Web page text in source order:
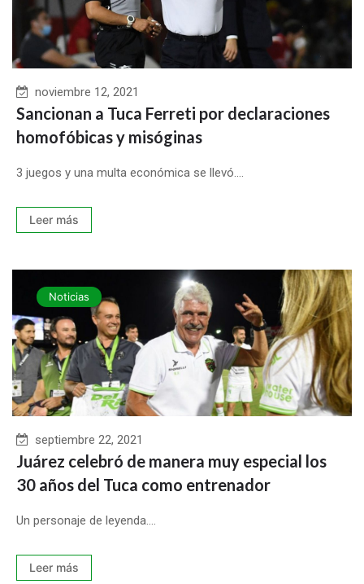
noviembre 12, 2021
Sancionan a Tuca Ferreti por declaraciones
homofóbicas y misóginas
3 juegos y una multa económica se llevó....
Leer más
Noticias
septiembre 22, 2021
Juárez celebró de manera muy especial los
30 años del Tuca como entrenador
Un personaje de leyenda....
Leer más